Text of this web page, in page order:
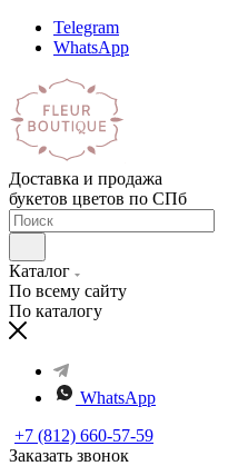
Telegram
WhatsApp
Доставка и продажа
букетов цветов по СПб
Каталог
По всему сайту
По каталогу
WhatsApp
+7 (812) 660-57-59
Заказать звонок